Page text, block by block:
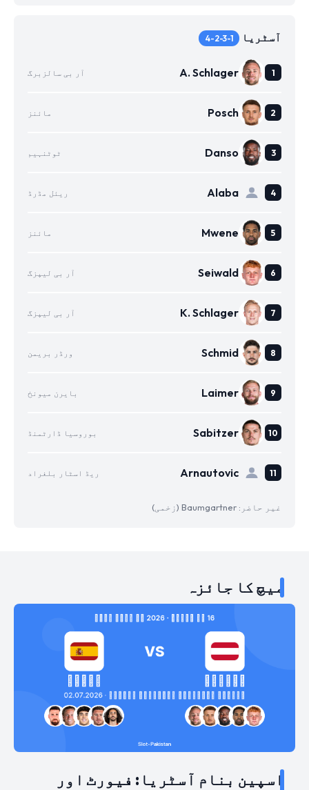
آسٹریا 4-2-3-1
A. Schlager آر بی سالزبرگ
Posch مائنز
Danso ٹوٹنہیم
Alaba ریئل مڈرڈ
Mwene مائنز
Seiwald آر بی لیپزگ
K. Schlager آر بی لیپزگ
Schmid ورڈر بریمن
Laimer بایرن میونخ
Sabitzer بوروسیا ڈارٹمنڈ
Arnautovic ریڈ اسٹار بلغراد
غیر حاضر: Baumgartner (زخمی)
میچ کا جائزہ
اسپین بنام آسٹریا: فیورٹ اور